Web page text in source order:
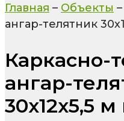
Главная – Объекты –
ангар-телятник
Каркасно-
ангар-
30х12х5,5